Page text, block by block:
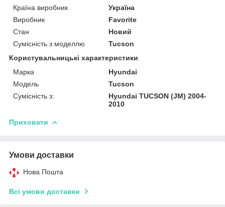
Країна виробник
Україна
Виробник
Favorite
Стан
Новий
Сумісність з моделлю
Tucson
Користувальницькі характеристики
Марка
Hyundai
Модель
Tucson
Сумісність з:
Hyundai TUCSON (JM) 2004-
2010
Приховати
Умови доставки
Нова Пошта
Всі умови доставки